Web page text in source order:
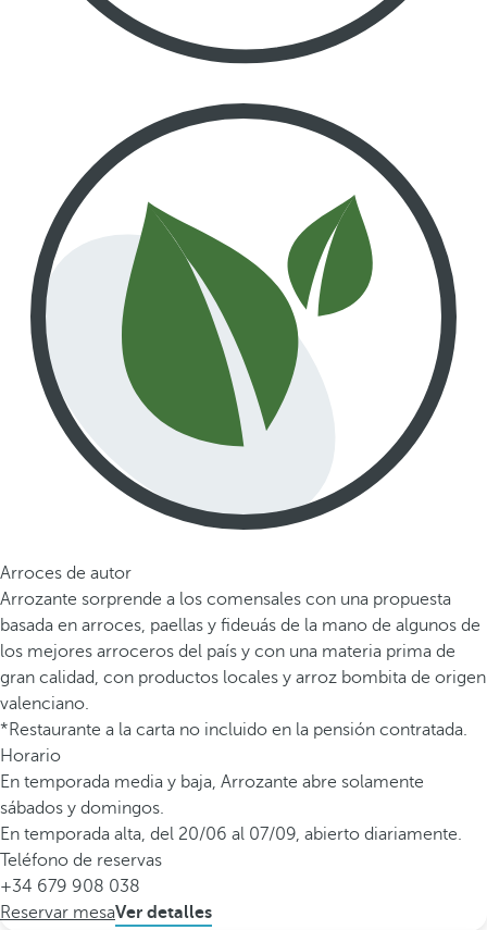
Arroces de autor
Arrozante sorprende a los comensales con una propuesta
basada en arroces, paellas y fideuás de la mano de algunos de
los mejores arroceros del país y con una materia prima de
gran calidad, con productos locales y arroz bombita de origen
valenciano.
*Restaurante a la carta no incluido en la pensión contratada.
Horario
En temporada media y baja, Arrozante abre solamente
sábados y domingos.
En temporada alta, del 20/06 al 07/09, abierto diariamente.
Teléfono de reservas
+34 679 908 038
Reservar mesaVer detalles